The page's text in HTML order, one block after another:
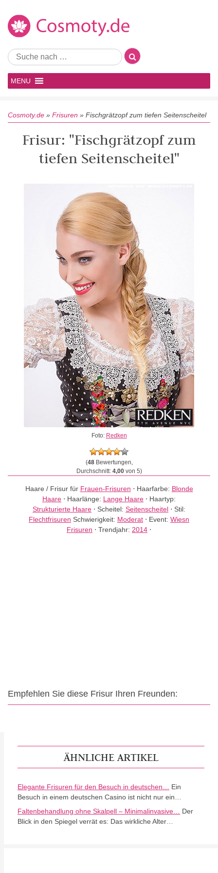
MENU
Cosmoty.de » Frisuren » Fischgrätzopf zum tiefen Seitenscheitel
Frisur: "Fischgrätzopf zum
tiefen Seitenscheitel"
Foto: Redken
(48Bewertungen,
Durchschnitt: 4,00von 5)
Haare / Frisur für Frauen-Frisuren ⋅ Haarfarbe: Blonde
Haare ⋅ Haarlänge: Lange Haare ⋅ Haartyp:
Strukturierte Haare ⋅ Scheitel: Seitenscheitel ⋅ Stil:
Flechtfrisuren Schwierigkeit: Moderat ⋅ Event: Wiesn
Frisuren ⋅ Trendjahr: 2014 ⋅
Empfehlen Sie diese Frisur Ihren Freunden:
ÄHNLICHE ARTIKEL
Elegante Frisuren für den Besuch in deutschen…
Ein
Besuch in einem deutschen Casino ist nicht nur ein…
Faltenbehandlung ohne Skalpell – Minimalinvasive…
Der
Blick in den Spiegel verrät es: Das wirkliche Alter…